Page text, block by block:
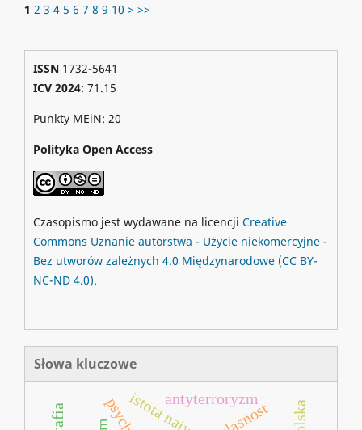
1 2 3 4 5 6 7 8 9 10 > >>
ISSN1732-5641
ICV 2024: 71.15
Punkty MEiN: 20
Polityka Open Access
Czasopismo jest wydawane na licencji Creative
Commons Uznanie autorstwa - Użycie niekomercyjne -
Bez utworów zależnych 4.0 Międzynarodowe (CC BY-
NC-ND 4.0).
Słowa kluczowe
antyterroryzm
głasnost